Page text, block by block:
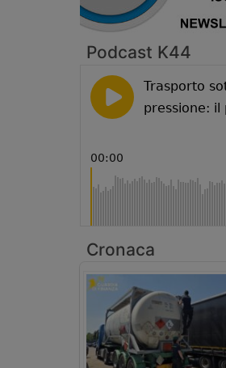
Podcast K44
Cronaca